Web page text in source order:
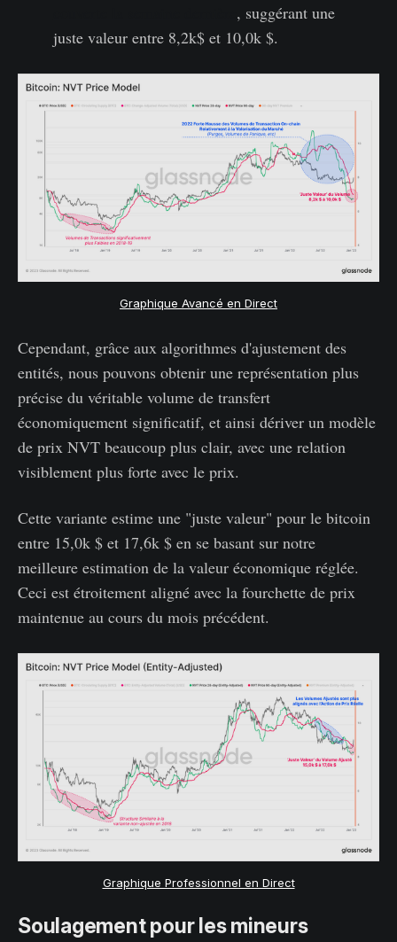
, suggérant une
juste valeur entre 8,2k$ et 10,0k $.
Graphique Avancé en Direct
Cependant, grâce aux algorithmes d'ajustement des
entités, nous pouvons obtenir une représentation plus
précise du véritable volume de transfert
économiquement significatif, et ainsi dériver un modèle
de prix NVT beaucoup plus clair, avec une relation
visiblement plus forte avec le prix.
Cette variante estime une "juste valeur" pour le bitcoin
entre 15,0k $ et 17,6k $ en se basant sur notre
meilleure estimation de la valeur économique réglée.
Ceci est étroitement aligné avec la fourchette de prix
maintenue au cours du mois précédent.
Graphique Professionnel en Direct
Soulagement pour les mineurs